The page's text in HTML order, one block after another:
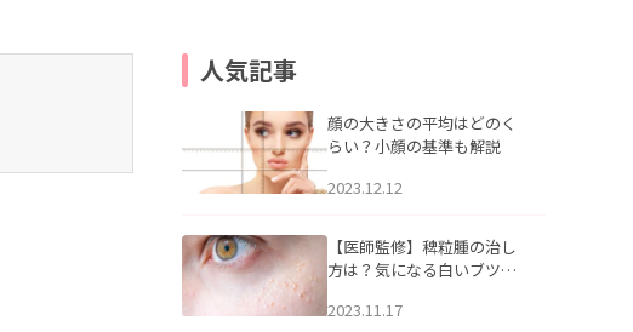
人気記事
顔の大きさの平均はどのく
らい？小顔の基準も解説
2023.12.12
【医師監修】稗粒腫の治し
方は？気になる白いブツブ
アについて
2023.11.17